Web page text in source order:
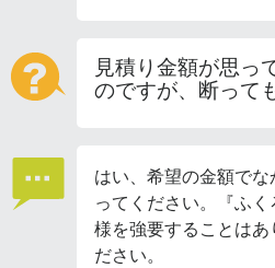
見積り金額が思っ
のですが、断って
はい、希望の金額で
ってください。『ふ
様を強要することはあ
ださい。